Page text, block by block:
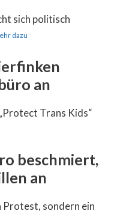
sich politisch
dazu
an
Trans Kids“
beschmiert,
an
Protest, sondern ein